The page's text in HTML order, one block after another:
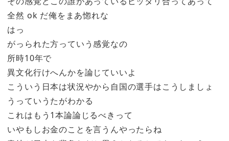
全然 ok だ俺をまあ惚れな
はっ
がっられた方っていう感覚なの
所時10年で
異文化行けへんかを論じていいよ
こういう日本は状況やから自国の選手はこうしましょ
うっていうたがわかる
これはもう1本論論じるべきって
いやもしお金のことを言うんやったらね